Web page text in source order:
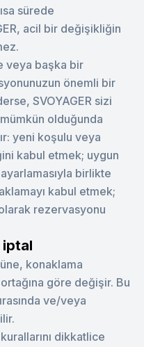
sürede
acil bir değişikliğin
veya başka bir
önemli bir
SVOYAGER sizi
olduğunda
yeni koşulu veya
kabul etmek; uygun
birlikte
kabul etmek;
rezervasyonu
iptal
konaklama
göre değişir. Bu
ve/veya
dikkatlice